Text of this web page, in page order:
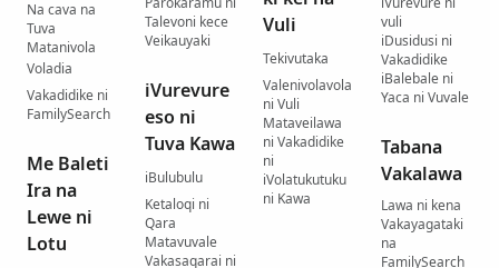
Na cava na
Tuva
Matanivola
Voladia
Vakadidike ni
FamilySearch
Me Baleti
Ira na
Lewe ni
Lotu
Talevoni kece
Veikauyaki
iVurevure
eso ni
Tuva Kawa
iBulubulu
Ketaloqi ni
Qara
Matavuvale
Vakasaqarai ni
Vuli
Tekivutaka
Valenivolavola
ni Vuli
Mataveilawa
ni Vakadidike
ni
iVolatukutuku
ni Kawa
vuli
iDusidusi ni
Vakadidike
iBalebale ni
Yaca ni Vuvale
Tabana
Vakalawa
Lawa ni kena
Vakayagataki
na
FamilySearch